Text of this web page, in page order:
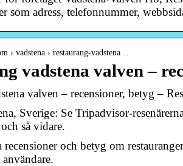
som adress, telefonnummer,
› vadstena › restaurang-vadstena…
vadstena valven –
valven – recensioner, betyg –
Sverige: Se Tripadvisor-
så vidare.
recensioner och betyg om